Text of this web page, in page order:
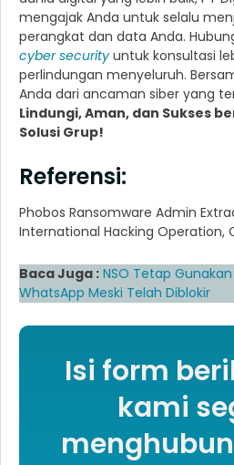
mengajak Anda untuk selalu
perangkat dan data Anda.
cyber securityuntuk konsultasi
perlindungan menyeluruh.
Anda dari ancaman siber yang
Lindungi, Aman, dan Sukses
Solusi Grup!
Referensi:
Phobos Ransomware Admin
International Hacking Operation,
Baca Juga : NSO Tetap
WhatsApp Meski Telah Diblokir
Isi form
kami